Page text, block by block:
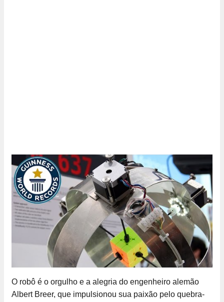
O robô é o orgulho e a alegria do engenheiro alemão
Albert Breer, que impulsionou sua paixão pelo quebra-